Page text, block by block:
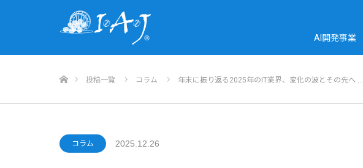
AI開発事業
投稿一覧 コラム 年末に振り返る2025年のIT業界、変化の波とその先へ …
コラム 2025.12.26